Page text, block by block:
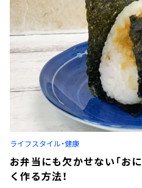
ライフスタイル・健康
お弁当にも欠かせない「お
く作る方法！